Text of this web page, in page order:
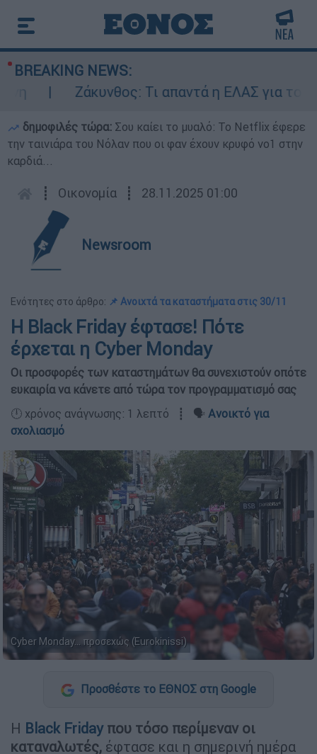
BREAKING NEWS:
Ζάκυνθος: Τι απαντά η ΕΛΑΣ για τους 8
δημοφιλές τώρα: Σου καίει το μυαλό: Το Netflix έφερε
την ταινιάρα του Νόλαν που οι φαν έχουν κρυφό νο1 στην
καρδιά...
┋ Οικονομία ┋ 28.11.2025 01:00
Newsroom
Ενότητες στο άρθρο: 📌 Ανοιχτά τα καταστήματα στις 30/11
Η Black Friday έφτασε! Πότε
έρχεται η Cyber Monday
Οι προσφορές των καταστημάτων θα συνεχιστούν οπότε
ευκαιρία να κάνετε από τώρα τον προγραμματισμό σας
🕛 χρόνος ανάγνωσης: 1 λεπτό ┋ 🗣️ Ανοικτό για
σχολιασμό
Cyber Monday... προσεχώς (Eurokinissi)
Προσθέστε το ΕΘΝΟΣ στη Google
Η Black Fridayπου τόσο περίμεναν οι
καταναλωτές, έφτασε και η σημερινή ημέρα